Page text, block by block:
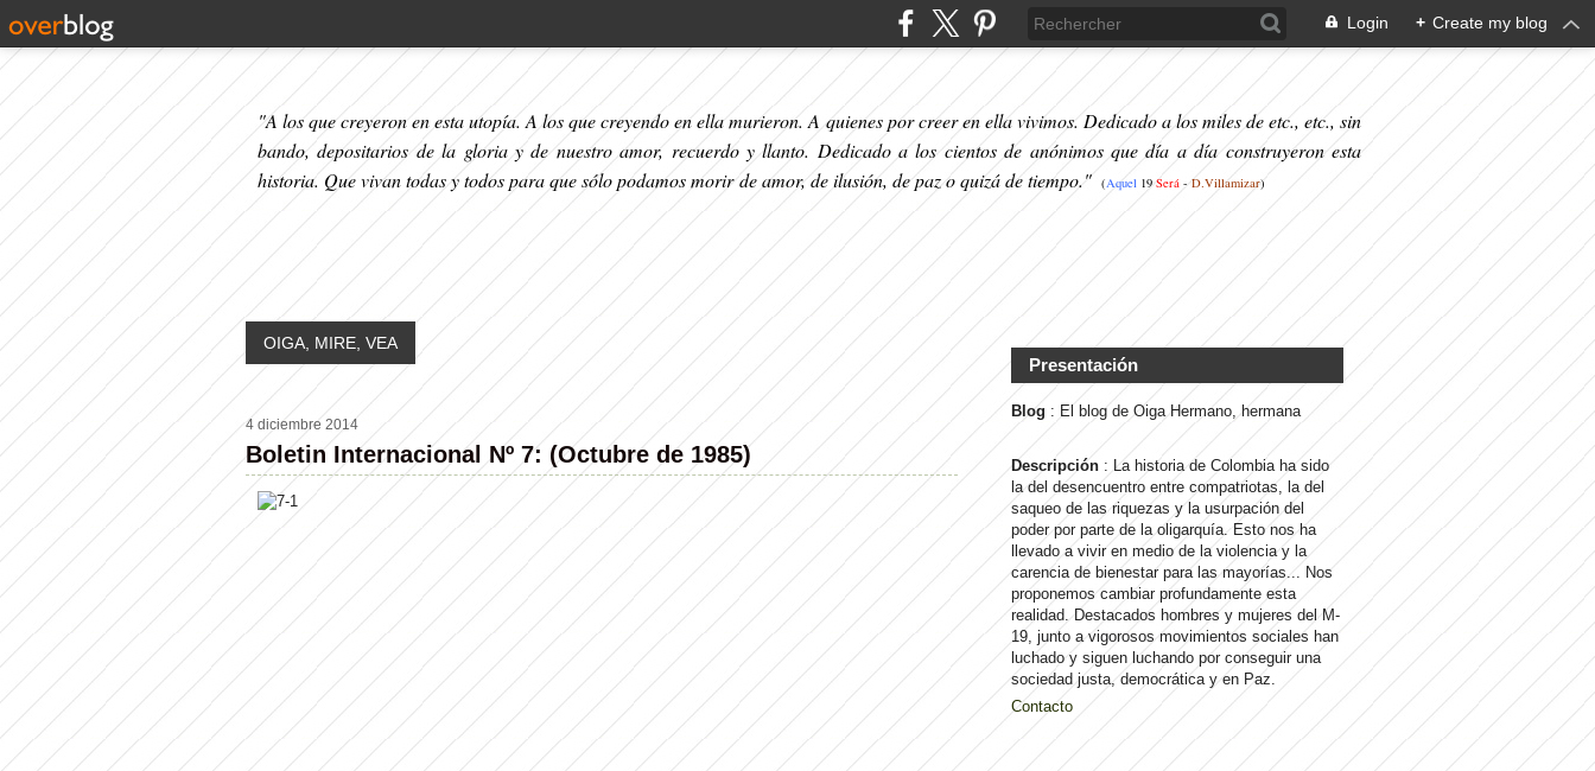
Login + Create my blog
"A los que creyeron en esta utopía. A los que creyendo en ella murieron. A quienes por creer en ella vivimos. Dedicado a los miles de etc., etc., sin
bando, depositarios de la gloria y de nuestro amor, recuerdo y llanto. Dedicado a los cientos de anónimos que día a día construyeron esta
historia. Que vivan todas y todos para que sólo podamos morir de amor, de ilusión, de paz o quizá de tiempo." (Aquel 19 Será - D.Villamizar)
OIGA, MIRE, VEA
4 diciembre 2014
Boletin Internacional Nº 7: (Octubre de 1985)
Presentación
Blog : El blog de Oiga Hermano, hermana
Descripción : La historia de Colombia ha sido
la del desencuentro entre compatriotas, la del
saqueo de las riquezas y la usurpación del
poder por parte de la oligarquía. Esto nos ha
llevado a vivir en medio de la violencia y la
carencia de bienestar para las mayorías... Nos
proponemos cambiar profundamente esta
realidad. Destacados hombres y mujeres del M-
19, junto a vigorosos movimientos sociales han
luchado y siguen luchando por conseguir una
sociedad justa, democrática y en Paz.
Contacto